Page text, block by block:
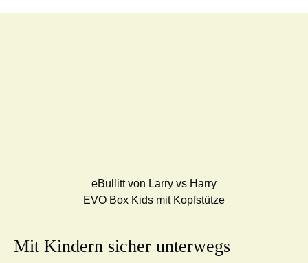
eBullitt von Larry vs Harry
EVO Box Kids mit Kopfstütze
Mit Kindern sicher unterwegs